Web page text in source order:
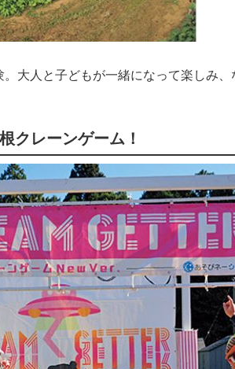
大人と子どもが一緒になって楽しみ
クレーンゲーム！